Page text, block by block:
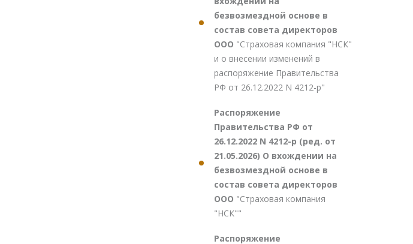
безвозмездной основе в
состав совета директоров
ООО "Страховая компания "НСК"
и о внесении изменений в
распоряжение Правительства
РФ от 26.12.2022 N 4212-р"
Распоряжение
Правительства РФ от
26.12.2022 N 4212-р (ред. от
21.05.2026) О вхождении на
безвозмездной основе в
состав совета директоров
ООО "Страховая компания
"НСК""
Распоряжение